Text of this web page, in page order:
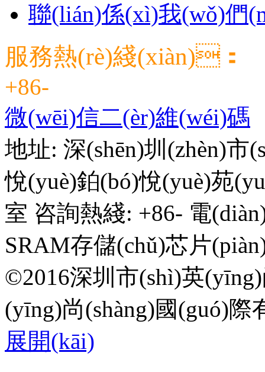
聯(lián)係(xì)我(wǒ)們
服務熱(rè)綫(xiàn)：
+86-
微(wēi)信二(èr)維(wéi)碼
地址: 深(shēn)圳(zhèn)
悅(yuè)鉑(bó)悅(yuè)苑
室 咨詢熱綫: +86- 電
SRAM存儲(chǔ)芯片
©2016深圳市(shì)英
(yīng)尚(shàng)國(guó)際
展開(kāi)